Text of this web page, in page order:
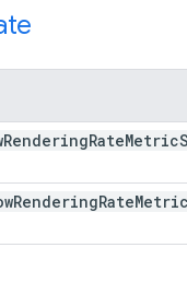
RenderingRateMetric
RenderingRateMetric